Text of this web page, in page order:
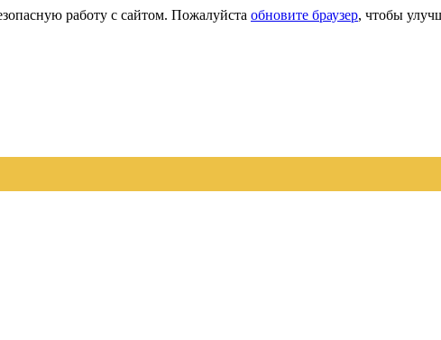
работу с сайтом. Пожалуйста обновите браузер, чтобы